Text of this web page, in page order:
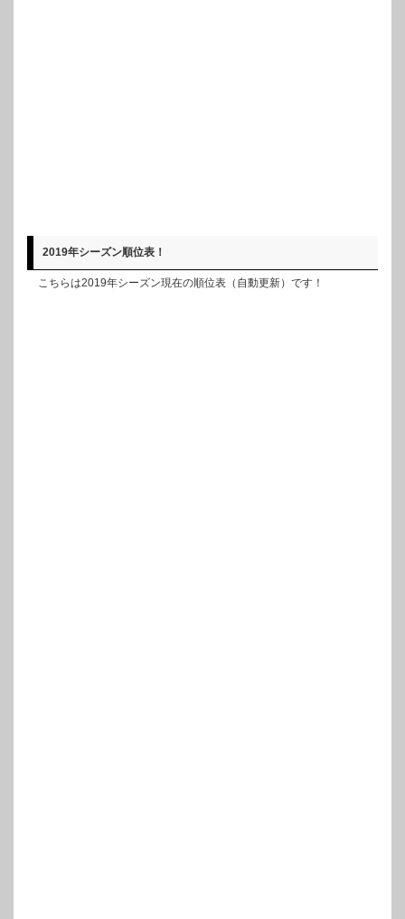
2019年シーズン順位表！
こちらは2019年シーズン現在の順位表（自動更新）です！